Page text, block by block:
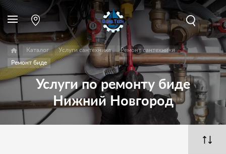
Каталог Услуги сантехника Ремонт сантехники
Ремонт биде
Услуги по ремонту биде
Нижний Новгород